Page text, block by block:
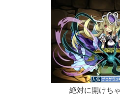
絶対に開けち